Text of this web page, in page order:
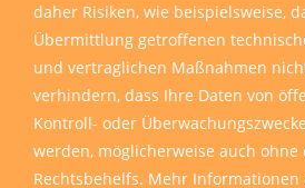
Sie erreichen uns Montag bis Freitag von
daher Risiken, wie beispielsweise,
Übermittlung getroffenen
und vertraglichen Maßnahmen
verhindern, dass Ihre Daten von
Kontroll- oder
werden, möglicherweise auch
Rechtsbehelfs. Mehr Informationen